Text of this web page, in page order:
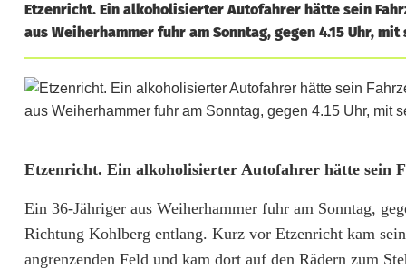
Etzenricht. Ein alkoholisierter Autofahrer hätte sein
aus Weiherhammer fuhr am Sonntag, gegen 4.15 Uhr,
M
i
t
Etzenricht. Ein alkoholisierter Autofahrer hätte sein
Ein 36-Jähriger aus Weiherhammer fuhr am Sonntag,
Richtung Kohlberg entlang. Kurz vor Etzenricht kam
angrenzenden Feld und kam dort auf den Rädern zum